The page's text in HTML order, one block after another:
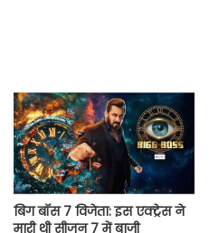
बिग बॉस 7 विजेता: इस एक्ट्रेस ने
मारी थी सीजन 7 में बाजी